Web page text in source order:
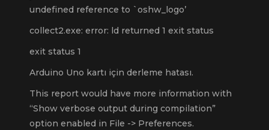
undefined reference to `oshw_logo’
collect2.exe: error: ld returned 1 exit status
exit status 1
Arduino Uno kartı için derleme hatası.
This report would have more information with
“Show verbose output during compilation”
option enabled in File -> Preferences.